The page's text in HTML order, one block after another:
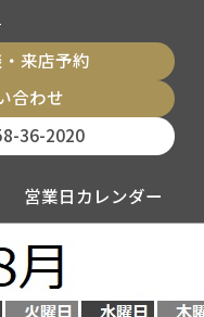
来店予約
合わせ
36-2020
営業日カレンダー